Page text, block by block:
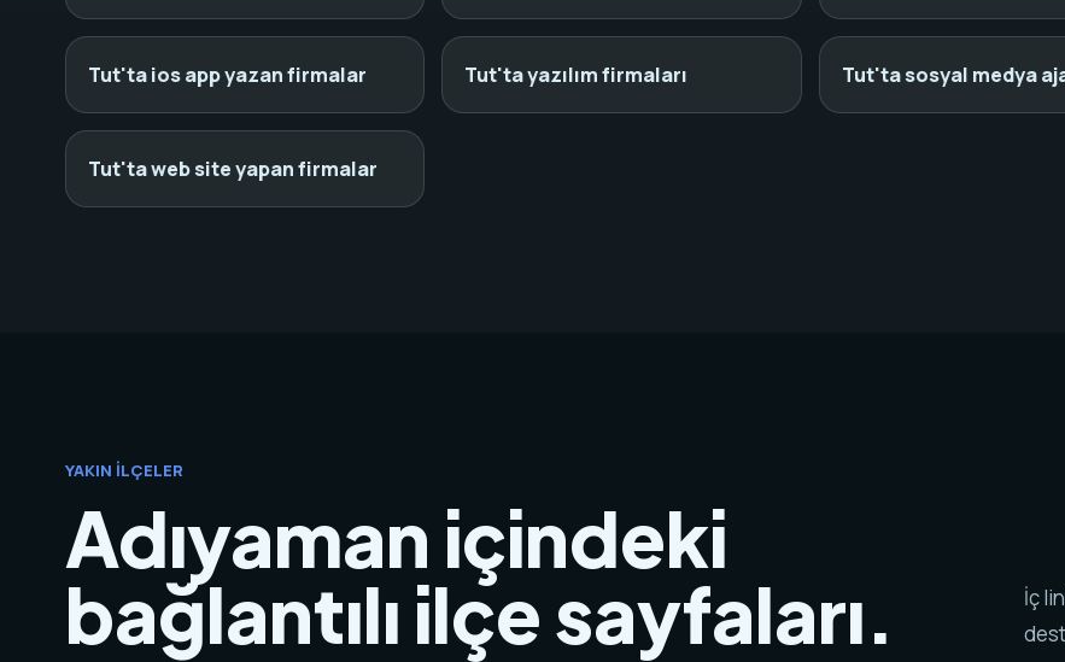
Tut'ta ios app yazan firmalar Tut'ta yazılım firmaları Tut'ta sosyal medya
Tut'ta web site yapan firmalar
YAKIN İLÇELER
Adıyaman içindeki
bağlantılı ilçe sayfaları.
İç